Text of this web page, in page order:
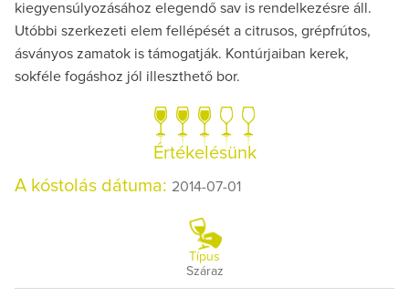
kiegyensúlyozásához elegendő sav is rendelkezésre áll.
Utóbbi szerkezeti elem fellépését a citrusos, grépfrútos,
ásványos zamatok is támogatják. Kontúrjaiban kerek,
sokféle fogáshoz jól illeszthető bor.
Értékelésünk
A kóstolás dátuma: 2014-07-01
Típus
Száraz